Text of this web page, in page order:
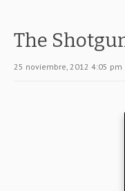
The
25 noviembre, 2012 4:05 pm